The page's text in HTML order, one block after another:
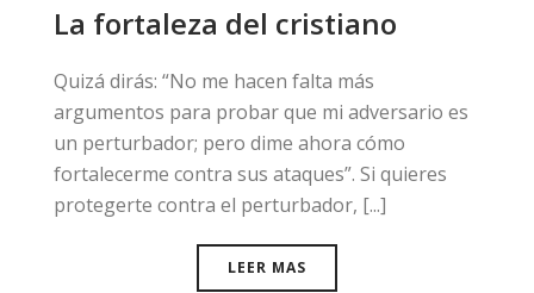
La fortaleza del cristiano
Quizá dirás: “No me hacen falta más
argumentos para probar que mi adversario es
un perturbador; pero dime ahora cómo
fortalecerme contra sus ataques”. Si quieres
protegerte contra el perturbador, [...]
LEER MAS